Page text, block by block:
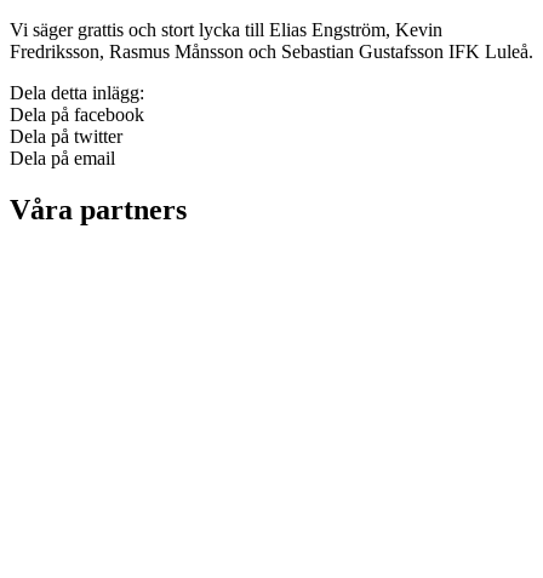
Vi säger grattis och stort lycka till Elias Engström, Kevin
Fredriksson, Rasmus Månsson och Sebastian Gustafsson IFK Luleå.
Dela detta inlägg:
Dela på facebook
Dela på twitter
Dela på email
Våra partners